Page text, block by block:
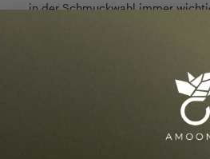
in der Schmuckwahl immer
Schönheit und spirituellen Tiefe.